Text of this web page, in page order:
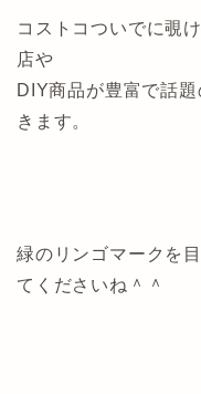
コストコついでに覗け
店や
DIY商品が豊富で話
きます。
緑のリンゴマークを
てくださいね＾＾